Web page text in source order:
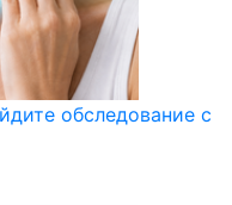
обследование с